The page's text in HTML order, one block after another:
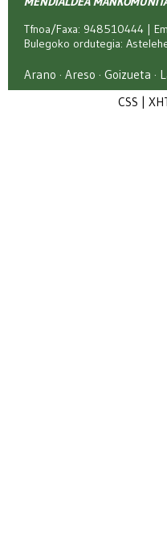
Tfnoa/Faxa: 948510444 |
Bulegoko ordutegia:
Arano · Areso · Goizueta
CSS